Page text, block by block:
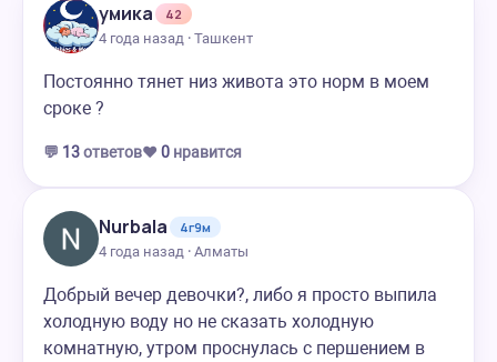
умика
42
4 года назад · Ташкент
Постоянно тянет низ живота это норм в моем
сроке ?
💬 13ответов❤️ 0 нравится
Nurbala
4г9м
4 года назад · Алматы
Добрый вечер девочки?, либо я просто выпила
холодную воду но не сказать холодную
комнатную, утром проснулась с першением в